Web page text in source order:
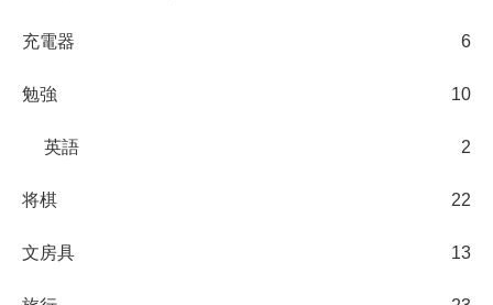
充電器 6
勉強 10
英語 2
将棋 22
文房具 13